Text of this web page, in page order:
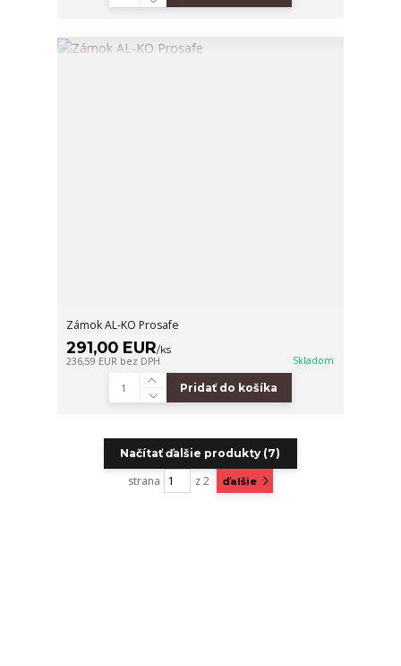
Zámok AL-KO Prosafe
291,00 EUR/ks
236,59 EUR bez DPH Skladom
Pridať do košíka
Načítať ďalšie produkty (7)
strana z 2 ďalšie